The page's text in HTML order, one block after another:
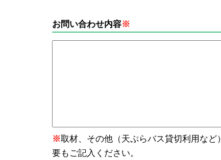
お問い合わせ内容※
※取材、その他（天ぷらバス貸切利用な
要もご記入ください。